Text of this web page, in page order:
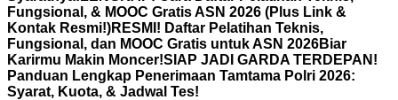
Fungsional, & MOOC Gratis ASN 2026 (Plus Link &
Kontak Resmi!)RESMI! Daftar Pelatihan Teknis,
Fungsional, dan MOOC Gratis untuk ASN 2026Biar
Karirmu Makin Moncer!SIAP JADI GARDA TERDEPAN!
Panduan Lengkap Penerimaan Tamtama Polri 2026:
Syarat, Kuota, & Jadwal Tes!